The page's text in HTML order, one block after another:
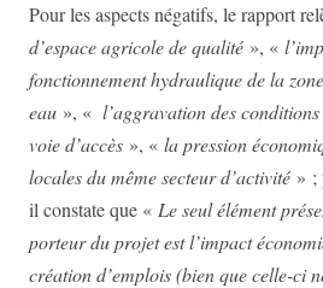
Pour les aspects négatifs, le rapport
d’espace agricole de qualité », «
fonctionnement hydraulique de la
eau », « l’aggravation des
voie d’accès », « la pression
locales du même secteur d’activité » ;
il constate que « Le seul élément
porteur du projet est l’impact
création d’emplois (bien que celle-ci